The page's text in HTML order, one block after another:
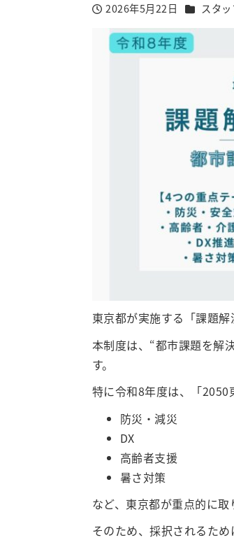
投稿日
2026年5月22日 カテゴリ
スタ
東京都が実施する「課題
本制度は、“都市課題を解
す。
特に令和8年度は、「2050
防災・減災
DX
高齢者支援
暑さ対策
など、東京都が重点的に取
そのため、採択されるた